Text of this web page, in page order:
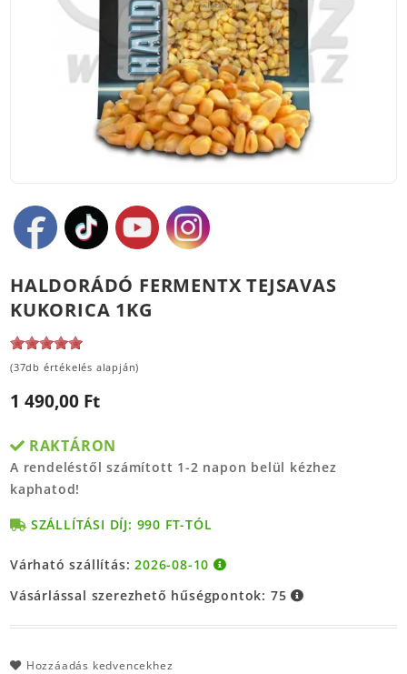
HALDORÁDÓ FERMENTX TEJSAVAS
KUKORICA 1KG
(37db értékelés alapján)
1 490,00 Ft
RAKTÁRON
A rendeléstől számított 1-2 napon belül kézhez
kaphatod!
SZÁLLÍTÁSI DÍJ: 990 FT-TÓL
Várható szállítás:2026-08-10
Vásárlással szerezhető hűségpontok: 75
Hozzáadás kedvencekhez